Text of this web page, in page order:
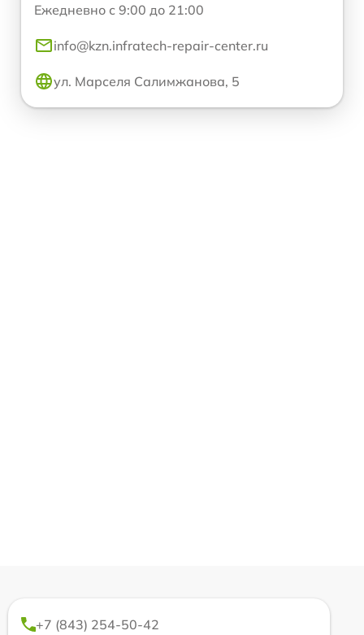
Ежедневно с 9:00 до 21:00
info@kzn.infratech-repair-center.ru
ул. Марселя Салимжанова, 5
+7 (843) 254-50-42